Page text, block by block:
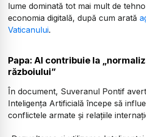
lume dominată tot mai mult de
economia digitală, după cum arată
Vaticanului.
Papa: AI contribuie la
războiului”
În document, Suveranul Pontif
Inteligența Artificială începe să
conflictele armate și relațiile